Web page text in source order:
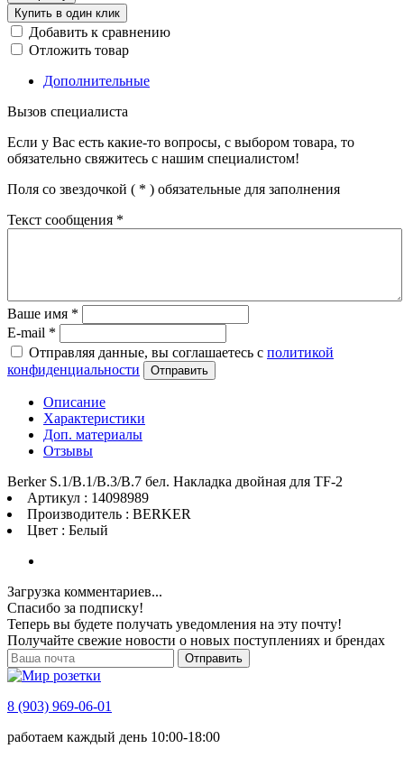
Купить в один клик
Добавить к сравнению
Отложить товар
Дополнительные
Вызов специалиста
Если у Вас есть какие-то вопросы, с выбором товара, то
обязательно свяжитесь с нашим специалистом!
Поля со звездочкой ( * ) обязательные для заполнения
Текст сообщения *
Ваше имя *
E-mail *
Отправляя данные, вы соглашаетесь с политикой
конфиденциальности
Отправить
Описание
Характеристики
Доп. материалы
Отзывы
Berker S.1/B.1/B.3/B.7 бел. Накладка двойная для TF-2
Артикул : 14098989
Производитель : BERKER
Цвет : Белый
Загрузка комментариев...
Спасибо за подписку!
Теперь вы будете получать уведомления на эту почту!
Получайте свежие новости о новых поступлениях и брендах
Отправить
8 (903) 969-06-01
работаем каждый день 10:00-18:00